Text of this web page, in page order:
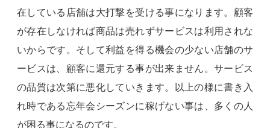
在している店舗は大打撃を受ける事になります。顧客
が存在しなければ商品は売れずサービスは利用されな
いからです。そして利益を得る機会の少ない店舗のサ
ービスは、顧客に還元する事が出来ません。サービス
の品質は次第に悪化していきます。以上の様に書き入
れ時である忘年会シーズンに稼げない事は、多くの人
が困る事になるのです。